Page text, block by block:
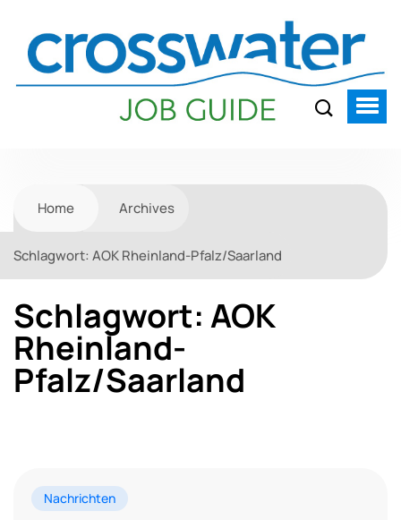
Home Archives
Schlagwort: AOK Rheinland-Pfalz/Saarland
Schlagwort: AOK
Rheinland-
Pfalz/Saarland
Nachrichten